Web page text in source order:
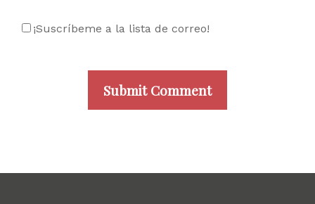
¡Suscríbeme a la lista de correo!